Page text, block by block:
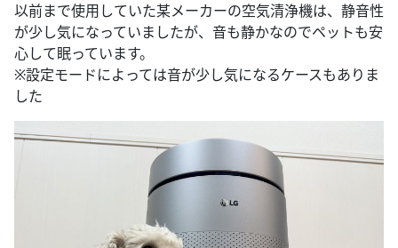
以前まで使用していた某メーカーの空気清浄機は、静音性
が少し気になっていましたが、音も静かなのでペットも安
心して眠っています。
※設定モードによっては音が少し気になるケースもありま
した